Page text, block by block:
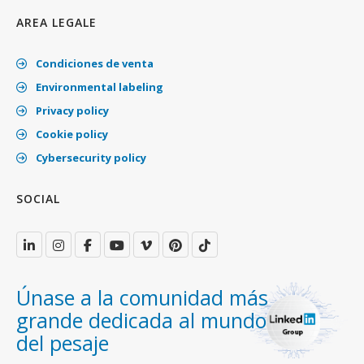
AREA LEGALE
Condiciones de venta
Environmental labeling
Privacy policy
Cookie policy
Cybersecurity policy
SOCIAL
Únase a la comunidad más
grande dedicada al mundo
del pesaje